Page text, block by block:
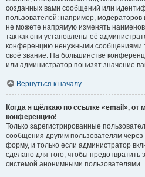
созданных вами сообщений или
пользователей: например,
не можете напрямую изменять
так как они установлены её
конференцию ненужными сообщениями
своё звание. На большинстве
или администратор понизят значение
Вернуться к началу
Когда я щёлкаю по ссылке «email», от
конференцию!
Только зарегистрированные
сообщения другим пользователям
форму, и только если администратор
сделано для того, чтобы предотвратить
системой анонимными пользователями.